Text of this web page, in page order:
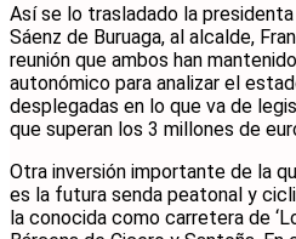
Así se lo trasladado la
Sáenz de Buruaga, al alcalde,
reunión que ambos han
autonómico para analizar el
desplegadas en lo que va de
que superan los 3 millones de
Otra inversión importante de la
es la futura senda peatonal y
la conocida como carretera de